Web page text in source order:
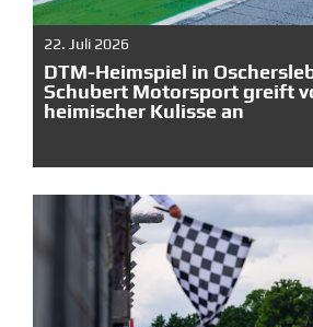
22. Juli 2026
DTM-Heimspiel in
Schubert Motorsport greift
heimischer Kulisse an